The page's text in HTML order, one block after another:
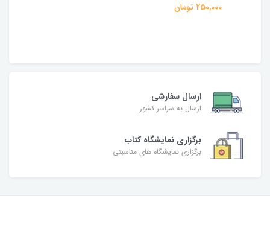
250,000 تومان
ارسال سفارشی
ارسال به سراسر کشور
برگزاری نمایشگاه کتاب
برگزاری نمایشگاه های مناسبتی